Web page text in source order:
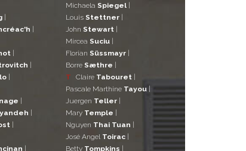
|
|
|
|
|
|
|
|
|
Michaela Spiegel |
Louis Stettner |
John Stewart |
Mircea Suciu |
Florian Süssmayr |
Borre Sæthre |
T
Claire Tabouret |
Pascale Marthine Tayou |
Juergen Teller |
Mary Temple |
Nguyen Thai Tuan |
José Angel Toirac |
Betty Tompkins |